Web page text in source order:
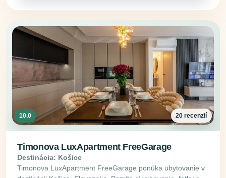
10.0 20 recenzií
Timonova LuxApartment FreeGarage
Destinácia: Košice
Timonova LuxApartment FreeGarage ponúka ubytovanie v